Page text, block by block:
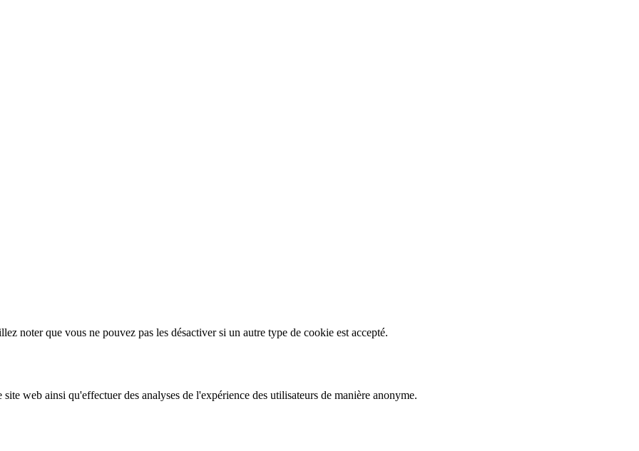
noter que vous ne pouvez pas les désactiver si un autre type de cookie est accepté.
web ainsi qu'effectuer des analyses de l'expérience des utilisateurs de manière anonyme.